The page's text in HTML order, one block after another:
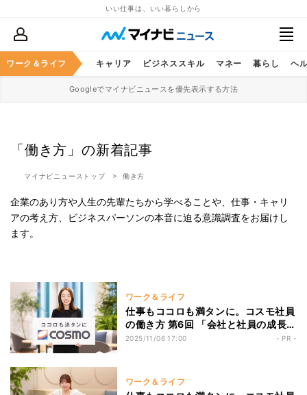
いい仕事は、いい暮らしから
ワーク＆ライフ キャリア ビジネススキル マネー 暮らし ヘ
Googleでマイナビニュースを優先表示する方法
「働き方」の新着記事
マイナビニューストップ 働き方
企業のあり方や人生の先輩たちから学べることや、仕事・キャリ
アの考え方、ビジネスパーソンの本音に迫る意識調査をお届けし
ます。
ワーク＆ライフ
仕事もココロも満タンに。コスモ社員
の働き方 第6回 「会社と社員の成長に
深くコミットする」コスモエネルギー
2025/11/06 17:00 - PR -
ワーク＆ライフ